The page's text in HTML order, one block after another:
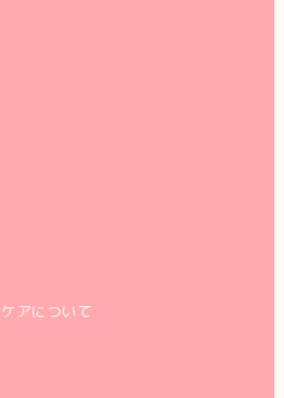
アについて